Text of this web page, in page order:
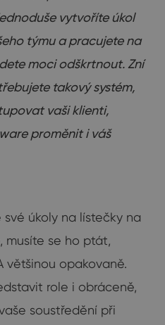
vytvoříte úkol
týmu a pracujete na
moci odškrtnout. Zní
takový systém,
vaši klienti,
proměnit i váš
své úkoly na lístečky na
musíte se ho ptát,
většinou opakovaně.
role i obráceně,
soustředění při